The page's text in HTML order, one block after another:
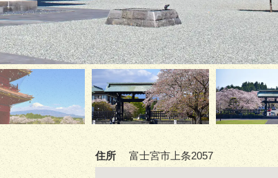
住所 富士宮市上条2057